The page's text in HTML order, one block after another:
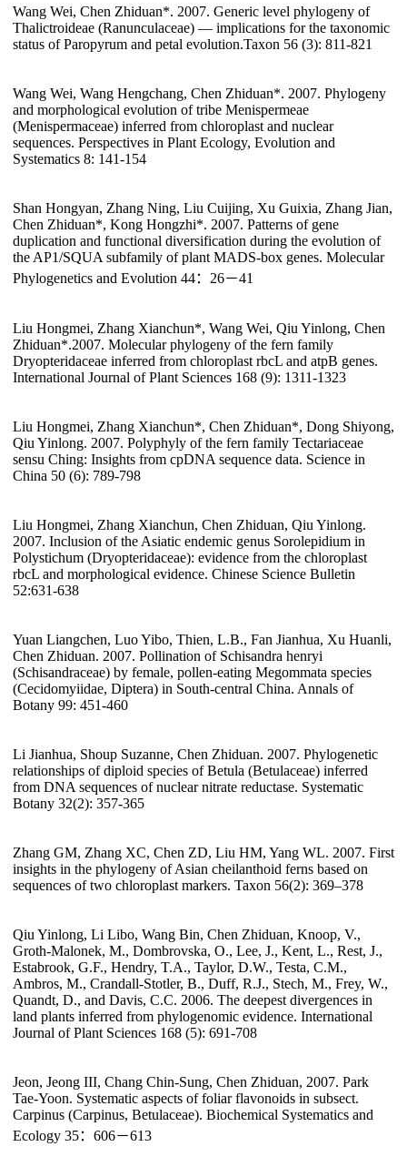
Wang Wei, Chen Zhiduan*. 2007. Generic level phylogeny of
Thalictroideae (Ranunculaceae) — implications for the taxonomic
status of Paropyrum and petal evolution.Taxon 56 (3): 811-821
Wang Wei, Wang Hengchang, Chen Zhiduan*. 2007. Phylogeny
and morphological evolution of tribe Menispermeae
(Menispermaceae) inferred from chloroplast and nuclear
sequences. Perspectives in Plant Ecology, Evolution and
Systematics 8: 141-154
Shan Hongyan, Zhang Ning, Liu Cuijing, Xu Guixia, Zhang Jian,
Chen Zhiduan*, Kong Hongzhi*. 2007. Patterns of gene
duplication and functional diversification during the evolution of
the AP1/SQUA subfamily of plant MADS-box genes. Molecular
Phylogenetics and Evolution 44：26－41
Liu Hongmei, Zhang Xianchun*, Wang Wei, Qiu Yinlong, Chen
Zhiduan*.2007. Molecular phylogeny of the fern family
Dryopteridaceae inferred from chloroplast rbcL and atpB genes.
International Journal of Plant Sciences 168 (9): 1311-1323
Liu Hongmei, Zhang Xianchun*, Chen Zhiduan*, Dong Shiyong,
Qiu Yinlong. 2007. Polyphyly of the fern family Tectariaceae
sensu Ching: Insights from cpDNA sequence data. Science in
China 50 (6): 789-798
Liu Hongmei, Zhang Xianchun, Chen Zhiduan, Qiu Yinlong.
2007. Inclusion of the Asiatic endemic genus Sorolepidium in
Polystichum (Dryopteridaceae): evidence from the chloroplast
rbcL and morphological evidence. Chinese Science Bulletin
52:631-638
Yuan Liangchen, Luo Yibo, Thien, L.B., Fan Jianhua, Xu Huanli,
Chen Zhiduan. 2007. Pollination of Schisandra henryi
(Schisandraceae) by female, pollen-eating Megommata species
(Cecidomyiidae, Diptera) in South-central China. Annals of
Botany 99: 451-460
Li Jianhua, Shoup Suzanne, Chen Zhiduan. 2007. Phylogenetic
relationships of diploid species of Betula (Betulaceae) inferred
from DNA sequences of nuclear nitrate reductase. Systematic
Botany 32(2): 357-365
Zhang GM, Zhang XC, Chen ZD, Liu HM, Yang WL. 2007. First
insights in the phylogeny of Asian cheilanthoid ferns based on
sequences of two chloroplast markers. Taxon 56(2): 369–378
Qiu Yinlong, Li Libo, Wang Bin, Chen Zhiduan, Knoop, V.,
Groth-Malonek, M., Dombrovska, O., Lee, J., Kent, L., Rest, J.,
Estabrook, G.F., Hendry, T.A., Taylor, D.W., Testa, C.M.,
Ambros, M., Crandall-Stotler, B., Duff, R.J., Stech, M., Frey, W.,
Quandt, D., and Davis, C.C. 2006. The deepest divergences in
land plants inferred from phylogenomic evidence. International
Journal of Plant Sciences 168 (5): 691-708
Jeon, Jeong III, Chang Chin-Sung, Chen Zhiduan, 2007. Park
Tae-Yoon. Systematic aspects of foliar flavonoids in subsect.
Carpinus (Carpinus, Betulaceae). Biochemical Systematics and
Ecology 35：606－613